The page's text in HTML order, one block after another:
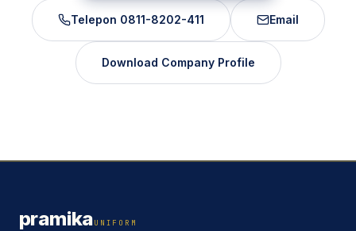
Telepon 0811-8202-411 Email
Download Company Profile
pramikaUNIFORM